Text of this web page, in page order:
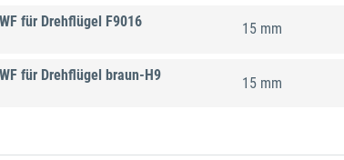
für Drehflügel F9016 15 mm
für Drehflügel braun-H9 15 mm